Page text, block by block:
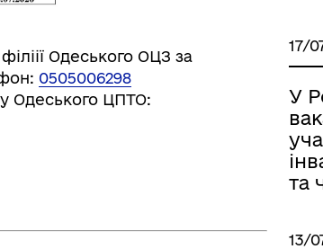
Електронна черга в ТЦК
Одеського ОЦЗ за
0505006298
Одеського ЦПТО:
17/
У
та
13/